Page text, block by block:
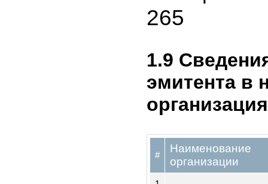
компании
конец
265